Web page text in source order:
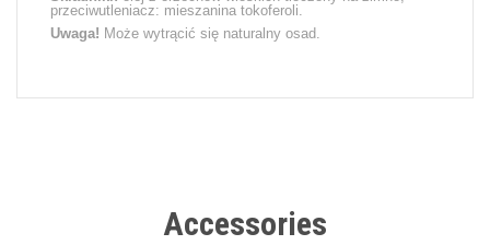
przeciwutleniacz: mieszanina tokoferoli.
Uwaga! Może wytrącić się naturalny osad.
Accessories